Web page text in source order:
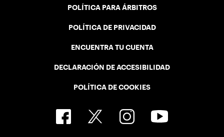
POLÍTICA PARA ÁRBITROS
POLÍTICA DE PRIVACIDAD
ENCUENTRA TU CUENTA
DECLARACIÓN DE ACCESIBILIDAD
POLÍTICA DE COOKIES